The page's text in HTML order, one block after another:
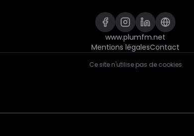
www.plumfm.net
Mentions légalesContact
Ce site n'utilise pas de cookies